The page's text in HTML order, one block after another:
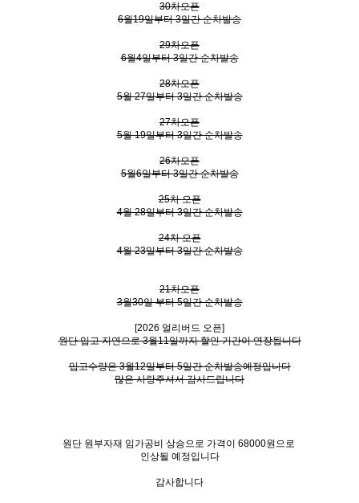
30차오픈
6월19일부터 3일간 순차발송
29차오픈
6월4일부터 3일간 순차발송
28차오픈
5월 27일부터 3일간 순차발송
27차오픈
5월 19일부터 3일간 순차발송
26차오픈
5월6일부터 3일간 순차발송
25차 오픈
4월 28일부터 3일간 순차발송
24차 오픈
4월 23일부터 3일간 순차발송
21차오픈
3월30일 부터 5일간 순차발송
[2026 얼리버드 오픈]
원단 입고 지연으로 3월11일까지 할인 기간이 연장됩니다
입고수량은 3월12일부터 5일간 순차발송예정입니다
많은 사랑주셔서 감사드립니다
원단 원부자재 임가공비 상승으로 가격이 68000원으로
인상될 예정입니다
감사합니다